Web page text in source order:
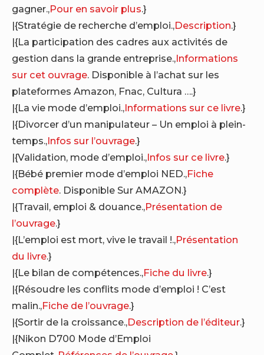
gagner.,Pour en savoir plus.}
|{Stratégie de recherche d’emploi.,Description.}
|{La participation des cadres aux activités de
gestion dans la grande entreprise.,Informations
sur cet ouvrage. Disponible à l’achat sur les
plateformes Amazon, Fnac, Cultura ….}
|{La vie mode d’emploi.,Informations sur ce livre.}
|{Divorcer d’un manipulateur – Un emploi à plein-
temps.,Infos sur l’ouvrage.}
|{Validation, mode d’emploi.,Infos sur ce livre.}
|{Bébé premier mode d’emploi NED.,Fiche
complète. Disponible Sur AMAZON.}
|{Travail, emploi & douance.,Présentation de
l’ouvrage.}
|{L’emploi est mort, vive le travail !.,Présentation
du livre.}
|{Le bilan de compétences.,Fiche du livre.}
|{Résoudre les conflits mode d’emploi ! C’est
malin.,Fiche de l’ouvrage.}
|{Sortir de la croissance.,Description de l’éditeur.}
|{Nikon D700 Mode d’Emploi